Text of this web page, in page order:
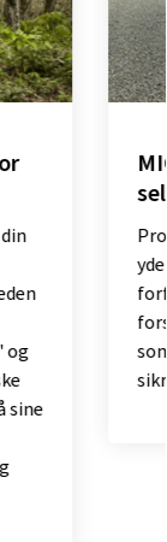
selv
yder
som
sikrer